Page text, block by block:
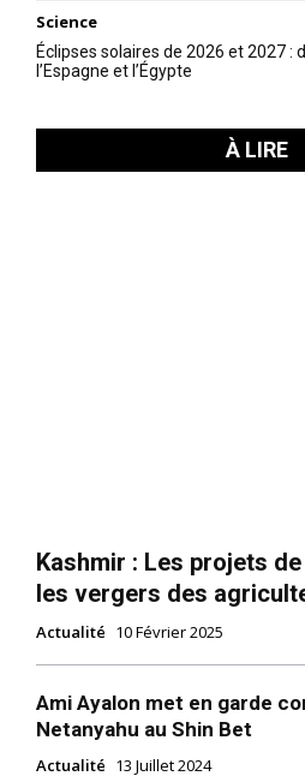
Science
Éclipses solaires de 2026 et 2027 :
l’Espagne et l’Égypte
À LIRE
Kashmir : Les projets
les vergers des
Actualité 10 Février 2025
Ami Ayalon met en garde
Netanyahu au Shin Bet
Actualité 13 Juillet 2024